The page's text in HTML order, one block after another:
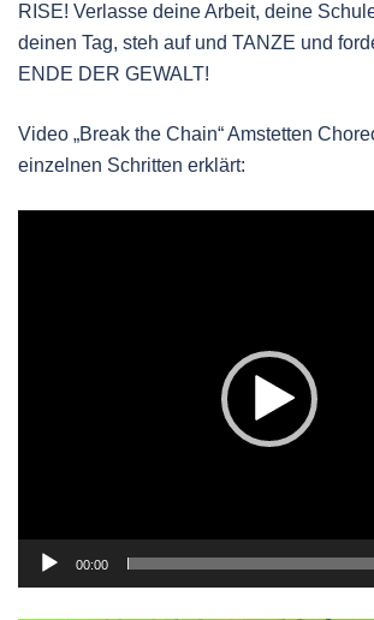
RISE! Verlasse deine Arbeit, deine
deinen Tag, steh auf und TANZE und
ENDE DER GEWALT!
Video „Break the Chain“ Amstetten
einzelnen Schritten erklärt:
00:00